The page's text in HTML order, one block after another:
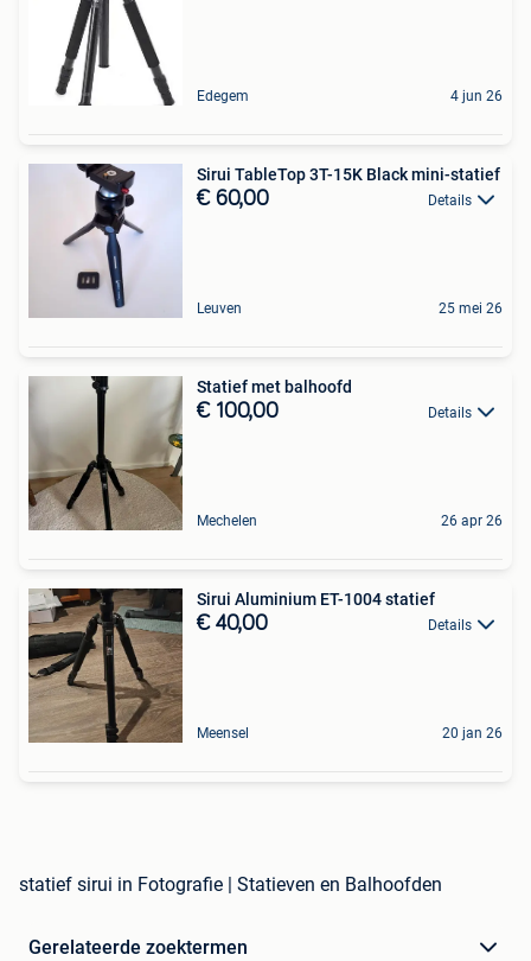
Edegem 4 jun 26
Sirui TableTop 3T-15K Black mini-statief
€ 60,00 Details
Leuven 25 mei 26
Statief met balhoofd
€ 100,00 Details
Mechelen 26 apr 26
Sirui Aluminium ET-1004 statief
€ 40,00 Details
Meensel 20 jan 26
statief sirui in Fotografie | Statieven en Balhoofden
Gerelateerde zoektermen